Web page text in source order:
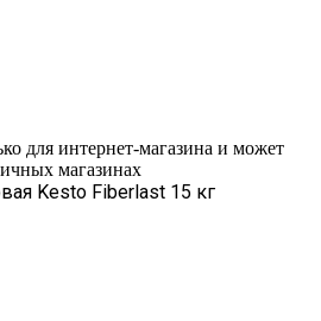
для интернет-магазина и может
магазинах
Kesto Fiberlast 15 кг